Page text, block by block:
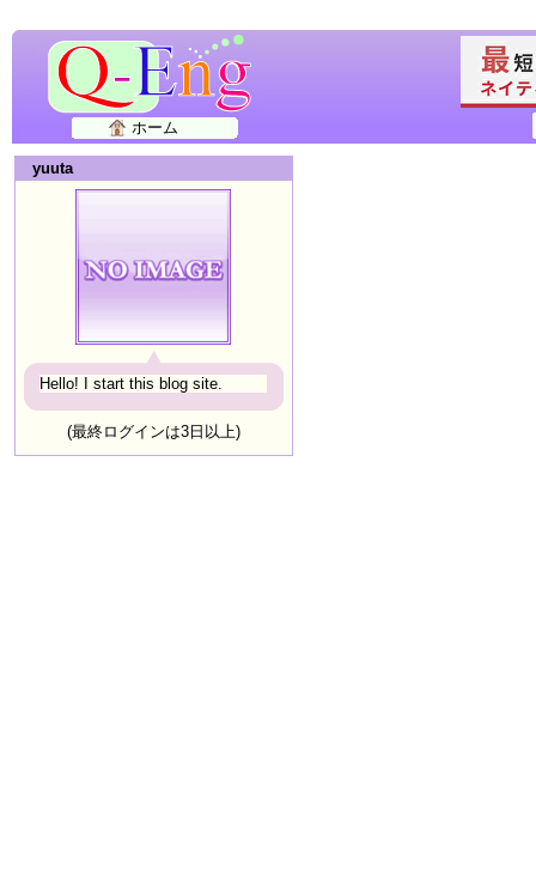
ホーム
yuuta
Hello! I start this blog site.
(最終ログインは3日以上)